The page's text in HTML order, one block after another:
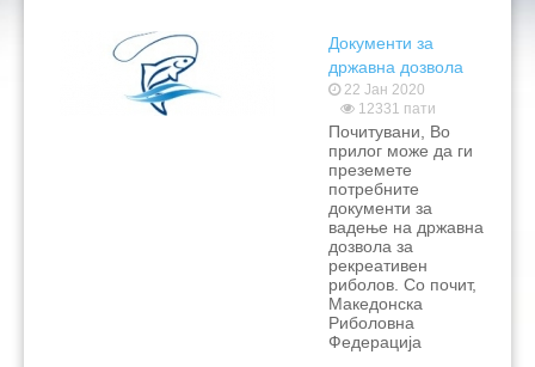
Документи за
државна дозвола
22 Јан 2020
12331 пати
Почитувани, Во
прилог може да ги
преземете
потребните
документи за
вадење на државна
дозвола за
рекреативен
риболов. Со почит,
Македонска
Риболовна
Федерација